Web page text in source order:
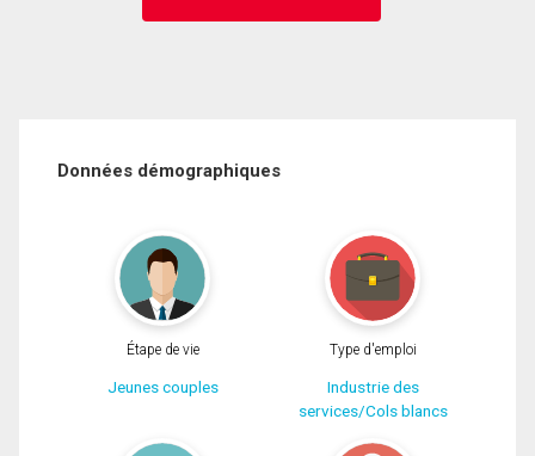
Données démographiques
Étape de vie
Jeunes couples
Type d'emploi
Industrie des
services/Cols blancs